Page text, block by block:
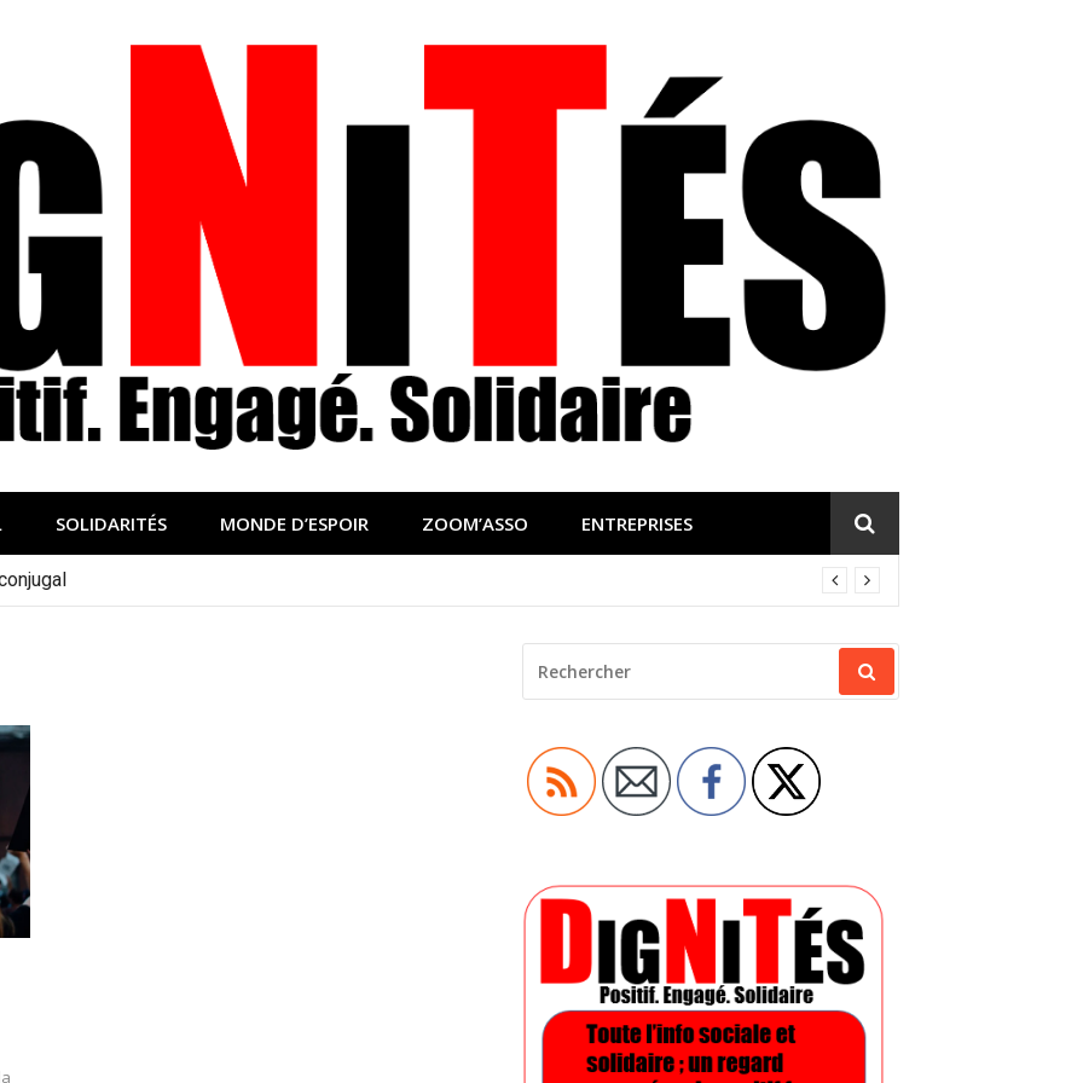
sociale, solidaire et engagée
SOLIDARITÉS MONDE D’ESPOIR ZOOM’ASSO ENTREPRISES
POUR
: